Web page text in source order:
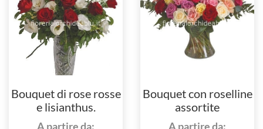
Bouquet di rose rosse
e lisianthus.
A partire da:
Bouquet con roselline
assortite
A partire da: